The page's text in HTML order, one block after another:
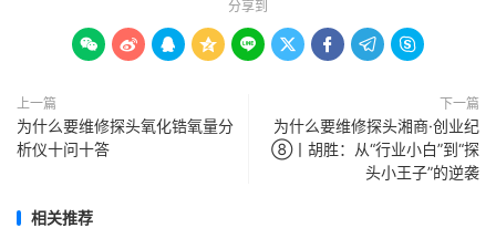
分享到
        
上一篇
为什么要维修探头氧化锆氧量分
析仪十问十答
下一篇
为什么要维修探头湘商·创业纪
⑧丨胡胜：从“行业小白”到“探
头小王子”的逆袭
相关推荐